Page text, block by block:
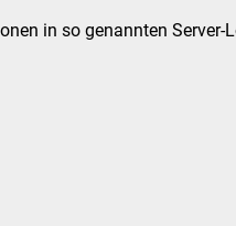
in so genannten